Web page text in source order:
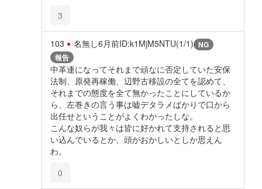
3
103 名無し6月前ID:k1MjM5NTU(1/1) NG
報告
中革連になってそれまで頑なに否定していた安保
法制、原発再稼働、辺野古移設の全てを認めて、
それまでの態度を全て無かったことにしているか
ら、左巻きの言う事は嘘デタラメばかりで口から
出任せということがよくわかったしな。
こんな奴らが我々は皆に好かれて支持されると思
い込んでいるとか、頭がおかしいとしか思えん
わ。
0